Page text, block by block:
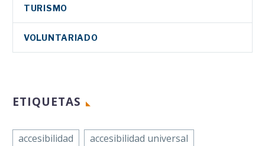
TURISMO
VOLUNTARIADO
ETIQUETAS
accesibilidad
accesibilidad universal